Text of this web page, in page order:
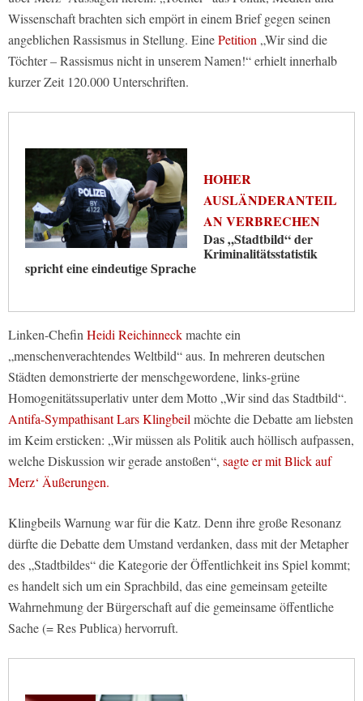
Wissenschaft brachten sich empört in einem Brief gegen seinen
angeblichen Rassismus in Stellung. EinePetition„Wir sind die
Töchter – Rassismus nicht in unserem Namen!“ erhielt innerhalb
kurzer Zeit 120.000 Unterschriften.
HOHER
AUSLÄNDERANTEIL
AN VERBRECHEN
Das „Stadtbild“ der
Kriminalitätsstatistik
spricht eine eindeutige Sprache
Linken-ChefinHeidi Reichinneckmachte ein
„menschenverachtendes Weltbild“ aus. In mehreren deutschen
Städten demonstrierte der menschgewordene, links-grüne
Homogenitätssuperlativ unter dem Motto „Wir sind das Stadtbild“.
Antifa-Sympathisant Lars Klingbeilmöchte die Debatte am liebsten
im Keim ersticken: „Wir müssen als Politik auch höllisch aufpassen,
welche Diskussion wir gerade anstoßen“, sagte er mit Blick auf
Merz‘ Äußerungen.
Klingbeils Warnung war für die Katz. Denn ihre große Resonanz
dürfte die Debatte dem Umstand verdanken, dass mit der Metapher
des „Stadtbildes“ die Kategorie der Öffentlichkeit ins Spiel kommt;
es handelt sich um ein Sprachbild, das eine gemeinsam geteilte
Wahrnehmung der Bürgerschaft auf die gemeinsame öffentliche
Sache (= Res Publica) hervorruft.